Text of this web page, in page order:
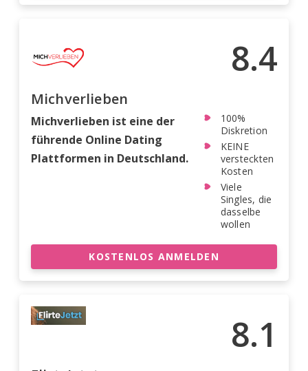
8.4
Michverlieben
Michverlieben ist eine der
führende Online Dating
Plattformen in Deutschland.
100%
Diskretion
KEINE
versteckten
Kosten
Viele
Singles, die
dasselbe
wollen
KOSTENLOS ANMELDEN
8.1